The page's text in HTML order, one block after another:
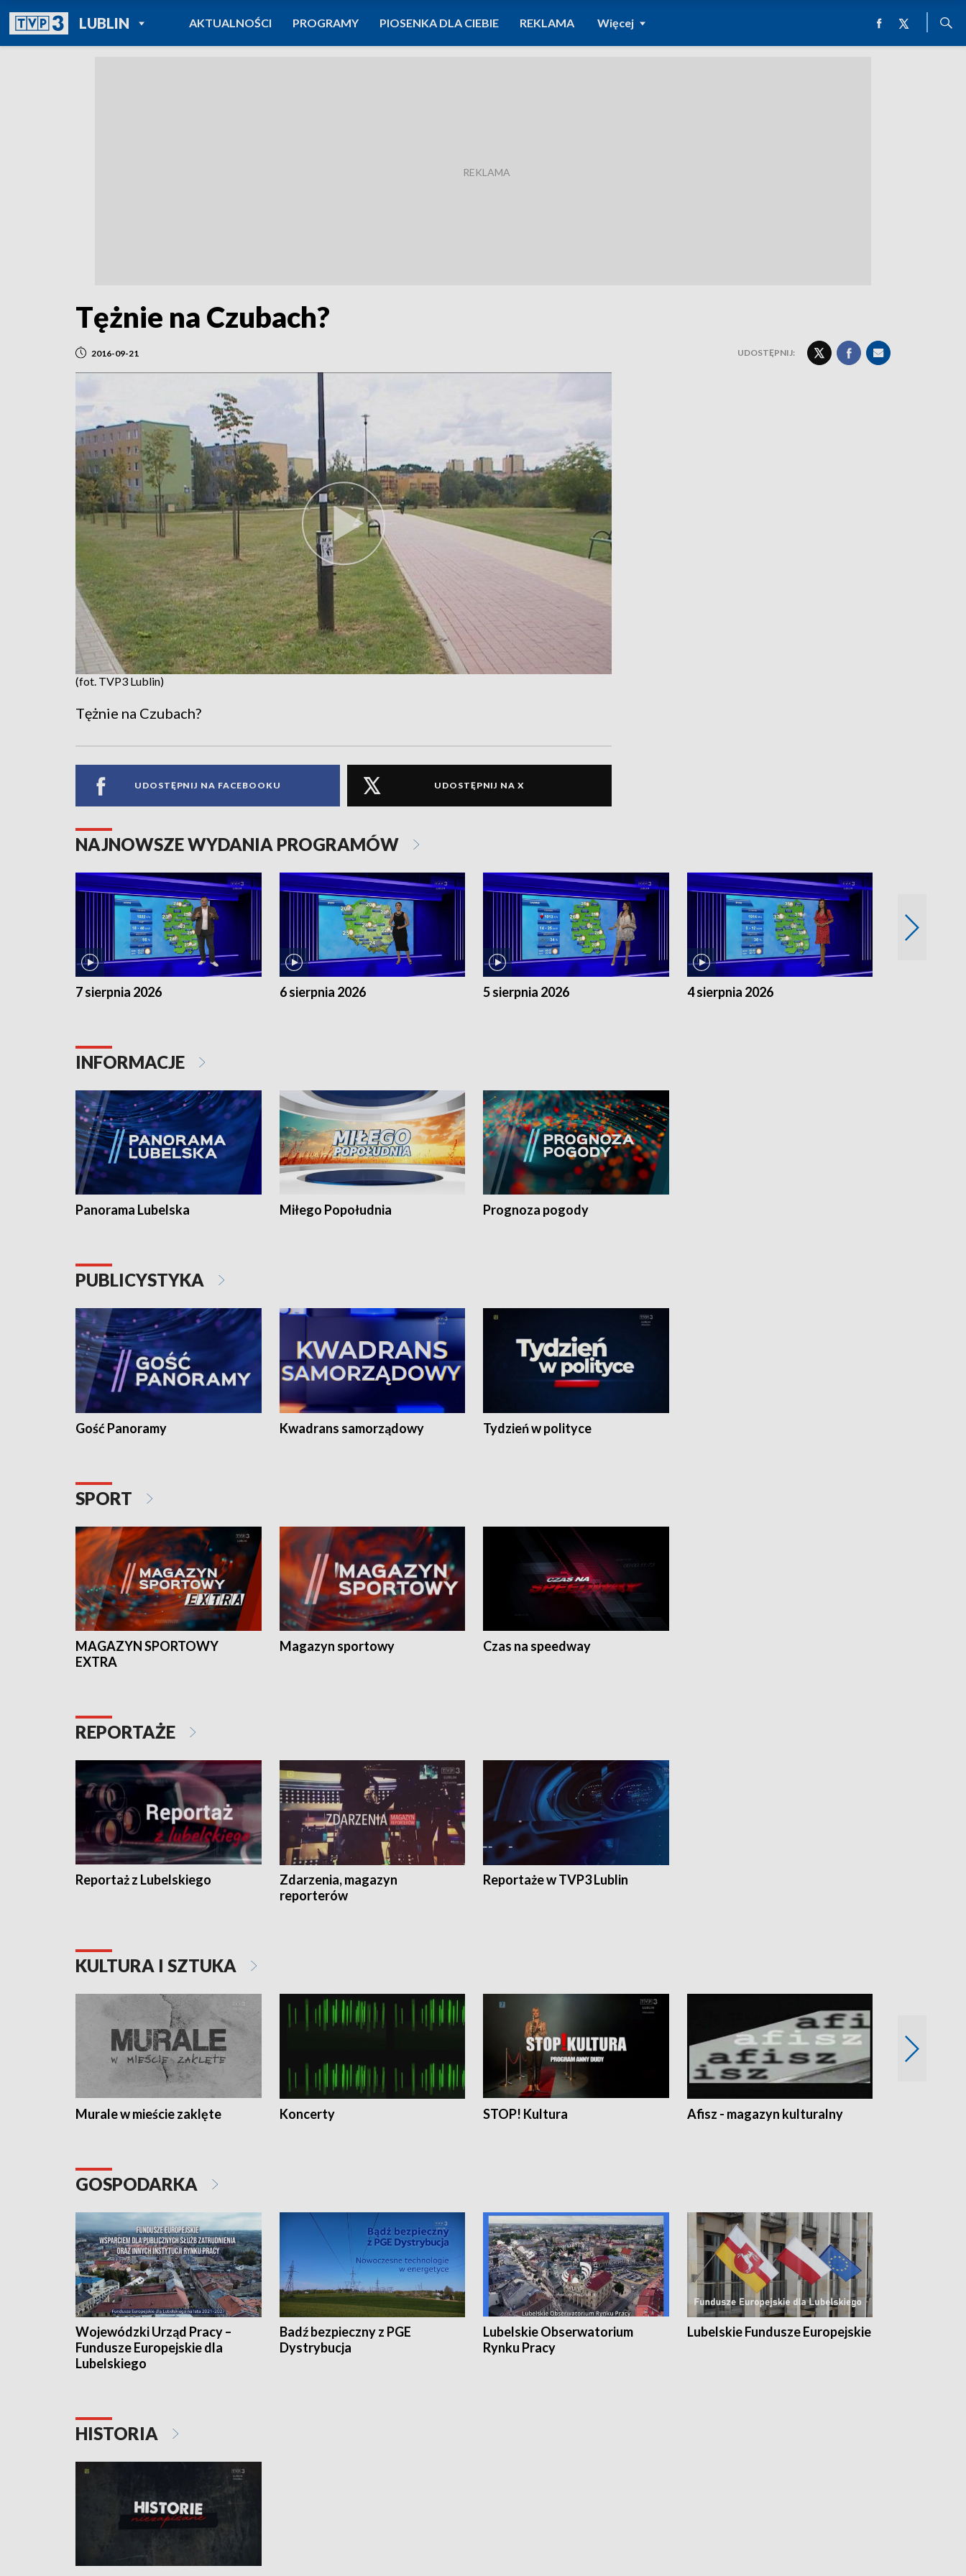
LUBLINPOWRÓT DO
TVP REGIONY
AKTUALNOŚCI PROGRAMY PIOSENKA DLA CIEBIE REKLAMA Więcej
Tężnie na Czubach?
2016-09-21 UDOSTĘPNIJ:
(fot. TVP3 Lublin)
Tężnie na Czubach?
UDOSTĘPNIJ NA FACEBOOKU UDOSTĘPNIJ NA X
NAJNOWSZE WYDANIA PROGRAMÓW
7 sierpnia 2026 6 sierpnia 2026 5 sierpnia 2026 4 sierpnia 2026
INFORMACJE
Panorama Lubelska Miłego Popołudnia Prognoza pogody
PUBLICYSTYKA
Gość Panoramy Kwadrans samorządowy Tydzień w polityce
SPORT
MAGAZYN SPORTOWY
EXTRA
Magazyn sportowy Czas na speedway
REPORTAŻE
Reportaż z Lubelskiego
Zdarzenia, magazyn
reporterów
Reportaże w TVP3 Lublin
KULTURA I SZTUKA
Murale w mieście zaklęte Koncerty STOP! Kultura Afisz - magazyn kulturalny
GOSPODARKA
Wojewódzki Urząd Pracy –
Fundusze Europejskie dla
Lubelskiego
Badź bezpieczny z PGE
Dystrybucja
Lubelskie Obserwatorium
Rynku Pracy
Lubelskie Fundusze Europejskie
HISTORIA